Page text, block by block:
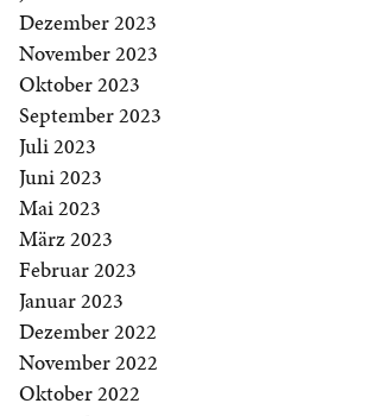
Dezember 2023
November 2023
Oktober 2023
September 2023
Juli 2023
Juni 2023
Mai 2023
März 2023
Februar 2023
Januar 2023
Dezember 2022
November 2022
Oktober 2022